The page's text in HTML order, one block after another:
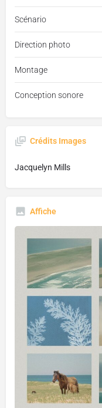
Scénario
Direction photo
Montage
Conception sonore
Crédits Images
Jacquelyn Mills
Affiche